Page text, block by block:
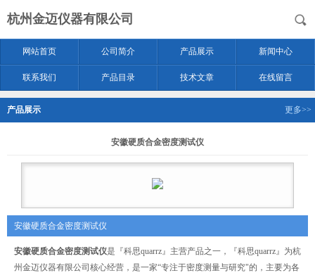
杭州金迈仪器有限公司
网站首页 公司简介 产品展示 新闻中心
联系我们 产品目录 技术文章 在线留言
产品展示 更多>>
安徽硬质合金密度测试仪
安徽硬质合金密度测试仪
安徽硬质合金密度测试仪是『科思quarrz』主营产品之一，『科思quarrz』为杭
州金迈仪器有限公司核心经营，是一家“专注于密度测量与研究"的，主要为各